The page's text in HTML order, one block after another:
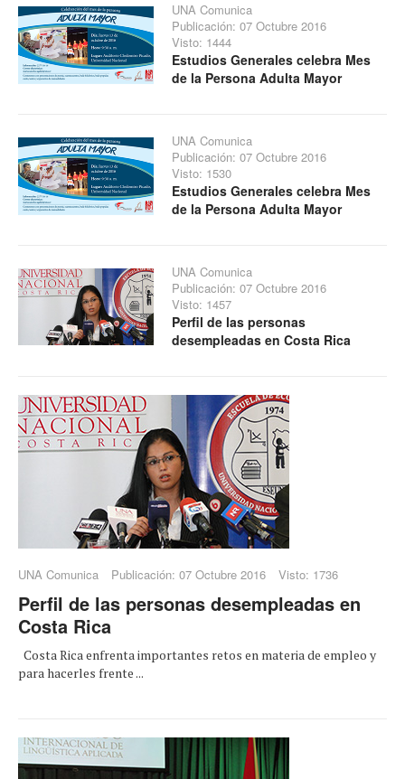
UNA Comunica
Publicación: 07 Octubre 2016
Visto: 1444
Estudios Generales celebra Mes
de la Persona Adulta Mayor
UNA Comunica
Publicación: 07 Octubre 2016
Visto: 1530
Estudios Generales celebra Mes
de la Persona Adulta Mayor
UNA Comunica
Publicación: 07 Octubre 2016
Visto: 1457
Perfil de las personas
desempleadas en Costa Rica
UNA Comunica Publicación: 07 Octubre 2016 Visto: 1736
Perfil de las personas desempleadas en
Costa Rica
Costa Rica enfrenta importantes retos en materia de empleo y
para hacerles frente ...